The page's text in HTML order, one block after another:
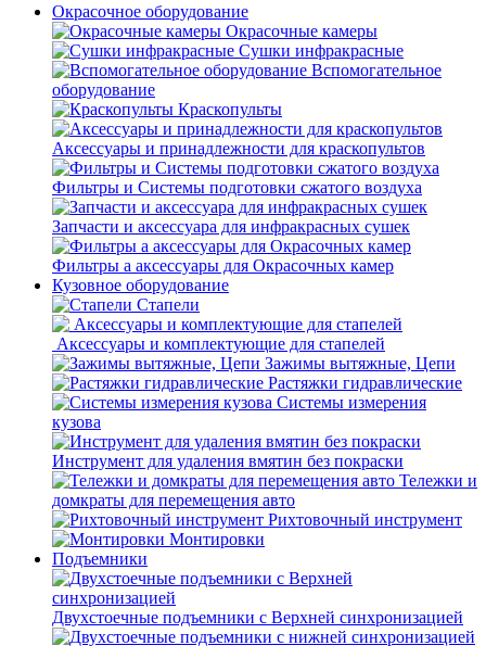
Окрасочное оборудование
Окрасочные камеры
Сушки инфракрасные
Вспомогательное
оборудование
Краскопульты
Аксессуары и принадлежности для краскопультов
Фильтры и Системы подготовки сжатого воздуха
Запчасти и аксессуара для инфракрасных сушек
Фильтры а аксессуары для Окрасочных камер
Кузовное оборудование
Стапели
Аксессуары и комплектующие для стапелей
Зажимы вытяжные, Цепи
Растяжки гидравлические
Системы измерения
кузова
Инструмент для удаления вмятин без покраски
Тележки и
домкраты для перемещения авто
Рихтовочный инструмент
Монтировки
Подъемники
Двухстоечные подъемники с Верхней синхронизацией